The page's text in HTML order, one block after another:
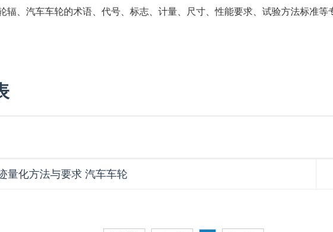
辐、汽车车轮的术语、代号、标志、计量、尺寸、性能要求、试验方法标准等
量化方法与要求 汽车车轮